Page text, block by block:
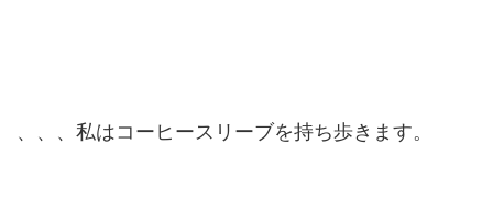
、、、私はコーヒースリーブを持ち歩きます。